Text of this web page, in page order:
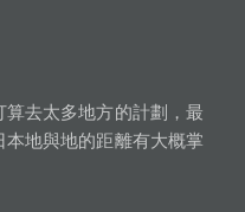
去太多地方的計劃，最
地與地的距離有大概掌